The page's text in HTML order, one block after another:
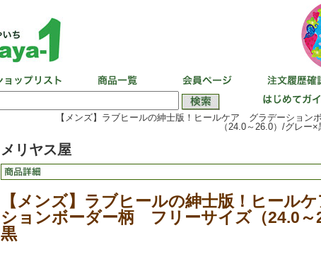
【メンズ】ラブヒールの紳士版！ヒールケア グラデーショ
（24.0～26.0）/グレー
メリヤス屋
【メンズ】ラブヒールの紳士版！ヒール
ションボーダー柄 フリーサイズ（24.0～
黒